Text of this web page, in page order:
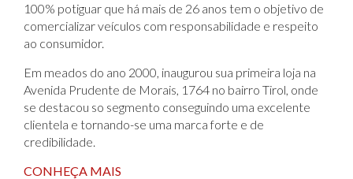
100% potiguar que há mais de 26 anos tem o objetivo de
comercializar veículos com responsabilidade e respeito
ao consumidor.
Em meados do ano 2000, inaugurou sua primeira loja na
Avenida Prudente de Morais, 1764 no bairro Tirol, onde
se destacou so segmento conseguindo uma excelente
clientela e tornando-se uma marca forte e de
credibilidade.
CONHEÇA MAIS